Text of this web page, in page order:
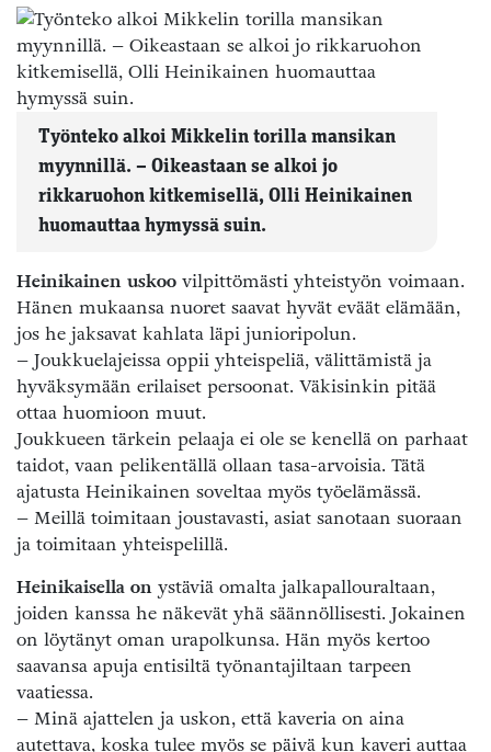
Työnteko alkoi Mikkelin torilla mansikan
myynnillä. – Oikeastaan se alkoi jo
rikkaruohon kitkemisellä, Olli Heinikainen
huomauttaa hymyssä suin.
Heinikainen uskoo vilpittömästi yhteistyön voimaan.
Hänen mukaansa nuoret saavat hyvät eväät elämään,
jos he jaksavat kahlata läpi junioripolun.
– Joukkuelajeissa oppii yhteispeliä, välittämistä ja
hyväksymään erilaiset persoonat. Väkisinkin pitää
ottaa huomioon muut.
Joukkueen tärkein pelaaja ei ole se kenellä on parhaat
taidot, vaan pelikentällä ollaan tasa-arvoisia. Tätä
ajatusta Heinikainen soveltaa myös työelämässä.
– Meillä toimitaan joustavasti, asiat sanotaan suoraan
ja toimitaan yhteispelillä.
Heinikaisella on ystäviä omalta jalkapallouraltaan,
joiden kanssa he näkevät yhä säännöllisesti. Jokainen
on löytänyt oman urapolkunsa. Hän myös kertoo
saavansa apuja entisiltä työnantajiltaan tarpeen
vaatiessa.
– Minä ajattelen ja uskon, että kaveria on aina
autettava, koska tulee myös se päivä kun kaveri auttaa